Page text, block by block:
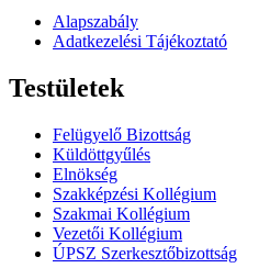
Alapszabály
Adatkezelési Tájékoztató
Testületek
Felügyelő Bizottság
Küldöttgyűlés
Elnökség
Szakképzési Kollégium
Szakmai Kollégium
Vezetői Kollégium
ÚPSZ Szerkesztőbizottság